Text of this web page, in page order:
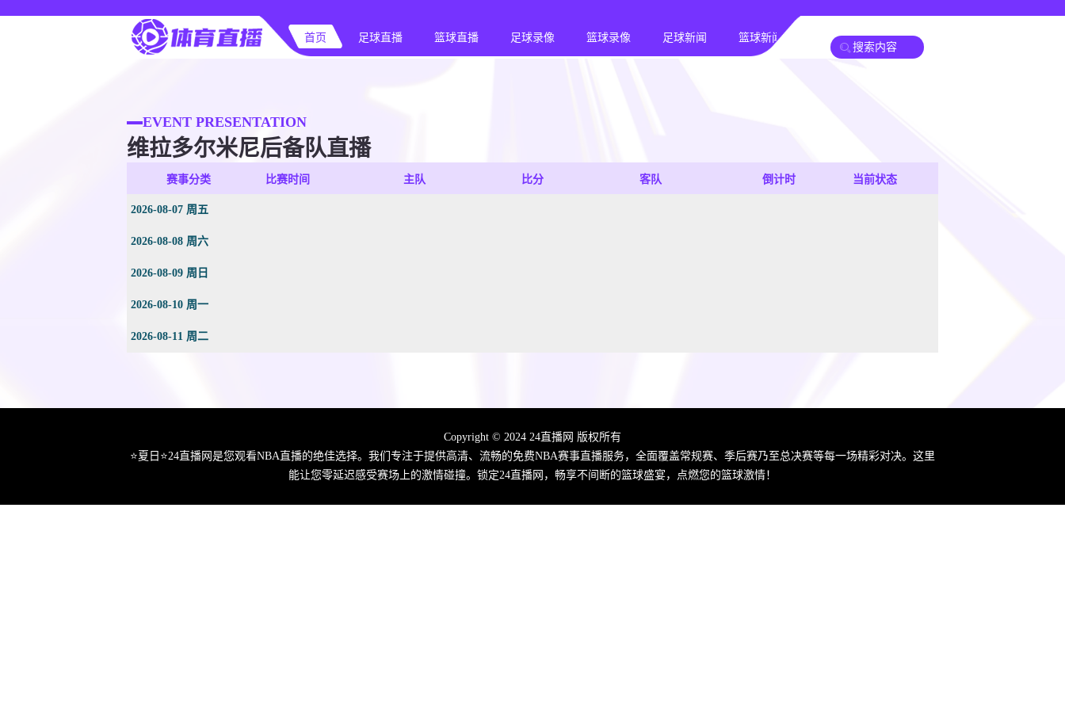
首页 足球直播 篮球直播 足球录像 篮球录像 足球新闻 篮球新闻
EVENT PRESENTATION
维拉多尔米尼后备队直播
赛事分类 比赛时间 主队 比分 客队 倒计时 当前状态
2026-08-07 周五
2026-08-08 周六
2026-08-09 周日
2026-08-10 周一
2026-08-11 周二
Copyright © 2024 24直播网 版权所有
⭐️夏日⭐24直播网是您观看NBA直播的绝佳选择。我们专注于提供高清、流畅的免费NBA赛事直播服务，全面覆盖常规赛、季后赛乃至总决赛等每一场精彩对决。这里
能让您零延迟感受赛场上的激情碰撞。锁定24直播网，畅享不间断的篮球盛宴，点燃您的篮球激情！